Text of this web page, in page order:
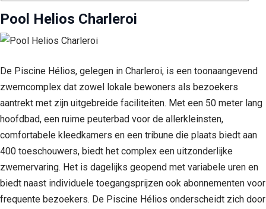
Pool Helios Charleroi
De Piscine Hélios, gelegen in Charleroi, is een toonaangevend
zwemcomplex dat zowel lokale bewoners als bezoekers
aantrekt met zijn uitgebreide faciliteiten. Met een 50 meter lang
hoofdbad, een ruime peuterbad voor de allerkleinsten,
comfortabele kleedkamers en een tribune die plaats biedt aan
400 toeschouwers, biedt het complex een uitzonderlijke
zwemervaring. Het is dagelijks geopend met variabele uren en
biedt naast individuele toegangsprijzen ook abonnementen voor
frequente bezoekers. De Piscine Hélios onderscheidt zich door